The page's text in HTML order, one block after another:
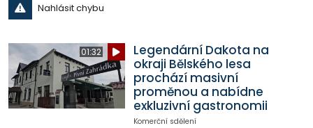
Nahlásit chybu
01:32
Legendární Dakota na
okraji Bělského lesa
prochází masivní
proměnou a nabídne
exkluzivní gastronomii
Komerční sdělení